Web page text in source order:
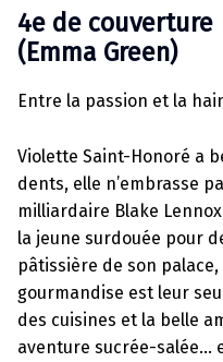
4e de couverture |
(Emma Green)
Entre la passion et la
Violette Saint-Honoré a
dents, elle n’embrasse
milliardaire Blake
la jeune surdouée pour
pâtissière de son
gourmandise est leur
des cuisines et la belle
aventure sucrée-salée…